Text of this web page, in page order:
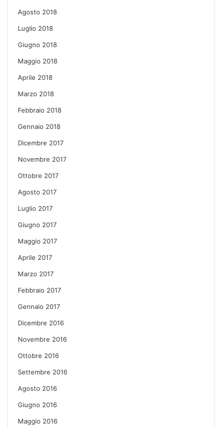
Agosto 2018
Luglio 2018
Giugno 2018
Maggio 2018
Aprile 2018
Marzo 2018
Febbraio 2018
Gennaio 2018
Dicembre 2017
Novembre 2017
Ottobre 2017
Agosto 2017
Luglio 2017
Giugno 2017
Maggio 2017
Aprile 2017
Marzo 2017
Febbraio 2017
Gennaio 2017
Dicembre 2016
Novembre 2016
Ottobre 2016
Settembre 2016
Agosto 2016
Giugno 2016
Maggio 2016